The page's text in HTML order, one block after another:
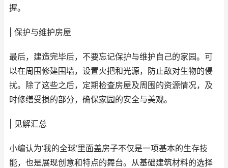
握。
| 保护与维护房屋
最后，建造完毕后，不要忘记保护与维护自己的家园。可
以在周围修建围墙，设置火把和光源，防止敌对生物的侵
扰。除了这些之后，定期检查房屋及周围的资源情况，及
时修缮受损的部分，确保家园的安全与美观。
| 见解汇总
小编认为‘我的全球’里面盖房子不仅是一项基本的生存技
能，也是展现创意和特点的舞台。从基础建筑材料的选择